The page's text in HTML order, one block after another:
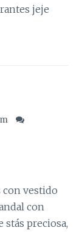
jeje
con vestido
con
stás preciosa,